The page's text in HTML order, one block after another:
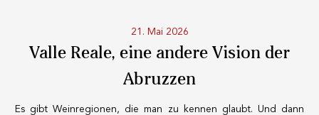
SICHERE ZAHLUNG
21. Mai 2026
Valle Reale, eine andere Vision der
Abruzzen
Es gibt Weinregionen, die man zu kennen glaubt. Und dann